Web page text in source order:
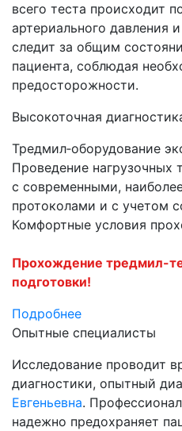
всего теста происходит
артериального давления
следит за общим
пациента, соблюдая
предосторожности.
Высокоточная
Тредмил‑оборудование
Проведение нагрузочных
с современными,
протоколами и с учетом
Комфортные условия
Прохождение тредмил-
подготовки!
Подробнее
Опытные специалисты
Исследование проводит
диагностики, опытный
Евгеньевна.
надежно предохраняет